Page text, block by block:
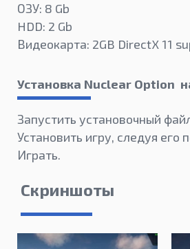
ОЗУ: 8 Gb
HDD: 2 Gb
Видеокарта: 2GB DirectX 11
Установка Nuclear Option
Запустить установочный
Установить игру, следуя его
Играть.
Скриншоты